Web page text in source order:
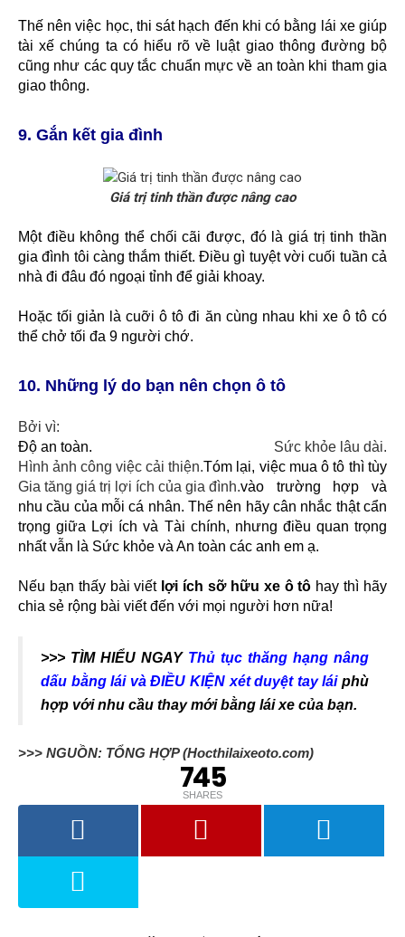
Thế nên việc học, thi sát hạch đến khi có bằng lái xe giúp
tài xế chúng ta có hiểu rõ về luật giao thông đường bộ
cũng như các quy tắc chuẩn mực về an toàn khi tham gia
giao thông.
9. Gắn kết gia đình
Giá trị tinh thần được nâng cao
Một điều không thể chối cãi được, đó là giá trị tinh thần
gia đình tôi càng thắm thiết. Điều gì tuyệt vời cuối tuần cả
nhà đi đâu đó ngoại tỉnh để giải khoay.
Hoặc tối giản là cuỡi ô tô đi ăn cùng nhau khi xe ô tô có
thể chở tối đa 9 người chớ.
10. Những lý do bạn nên chọn ô tô
Bởi vì:
Độ an toàn.
Sức khỏe lâu dài.
Hình ảnh công việc cải thiện.
Gia tăng giá trị lợi ích của gia đình.
Tóm lại, việc mua ô tô thì tùy
vào trường hợp và
nhu cầu của mỗi cá nhân. Thế nên hãy cân nhắc thật cẩn
trọng giữa Lợi ích và Tài chính, nhưng điều quan trọng
nhất vẫn là Sức khỏe và An toàn các anh em ạ.
Nếu bạn thấy bài viết lợi ích sỡ hữu xe ô tô hay thì hãy
chia sẻ rộng bài viết đến với mọi người hơn nữa!
>>> TÌM HIỂU NGAY Thủ tục thăng hạng nâng
dấu bằng lái và ĐIỀU KIỆN xét duyệt tay láiphù
hợp với nhu cầu thay mới bằng lái xe của bạn.
>>> NGUỒN: TỔNG HỢP (Hocthilaixeoto.com)
745
SHARES